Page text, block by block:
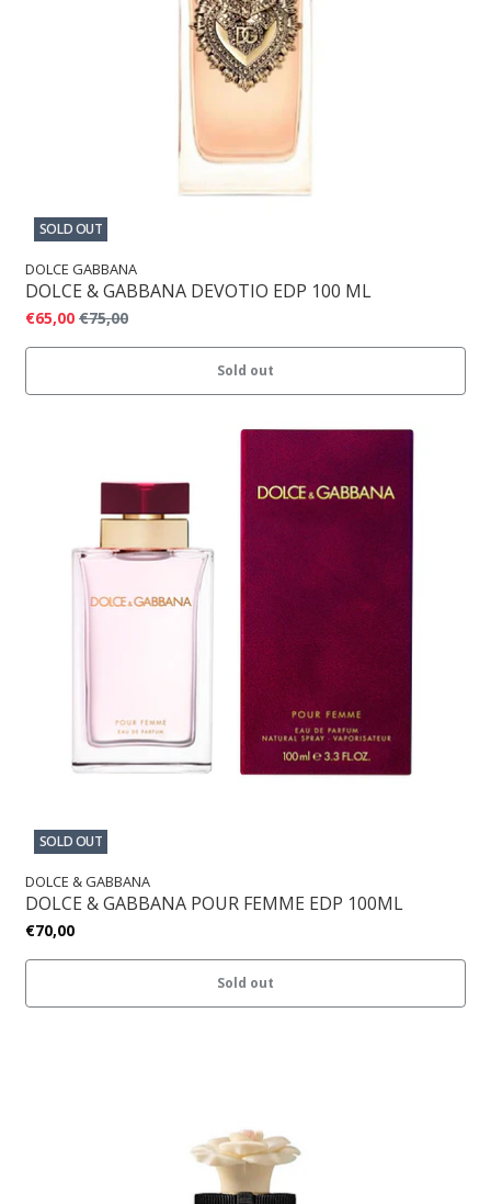
SOLD OUT
DOLCE GABBANA
DOLCE & GABBANA DEVOTIO EDP 100 ML
€65,00 €75,00
Sold out
SOLD OUT
DOLCE & GABBANA
DOLCE & GABBANA POUR FEMME EDP 100ML
€70,00
Sold out